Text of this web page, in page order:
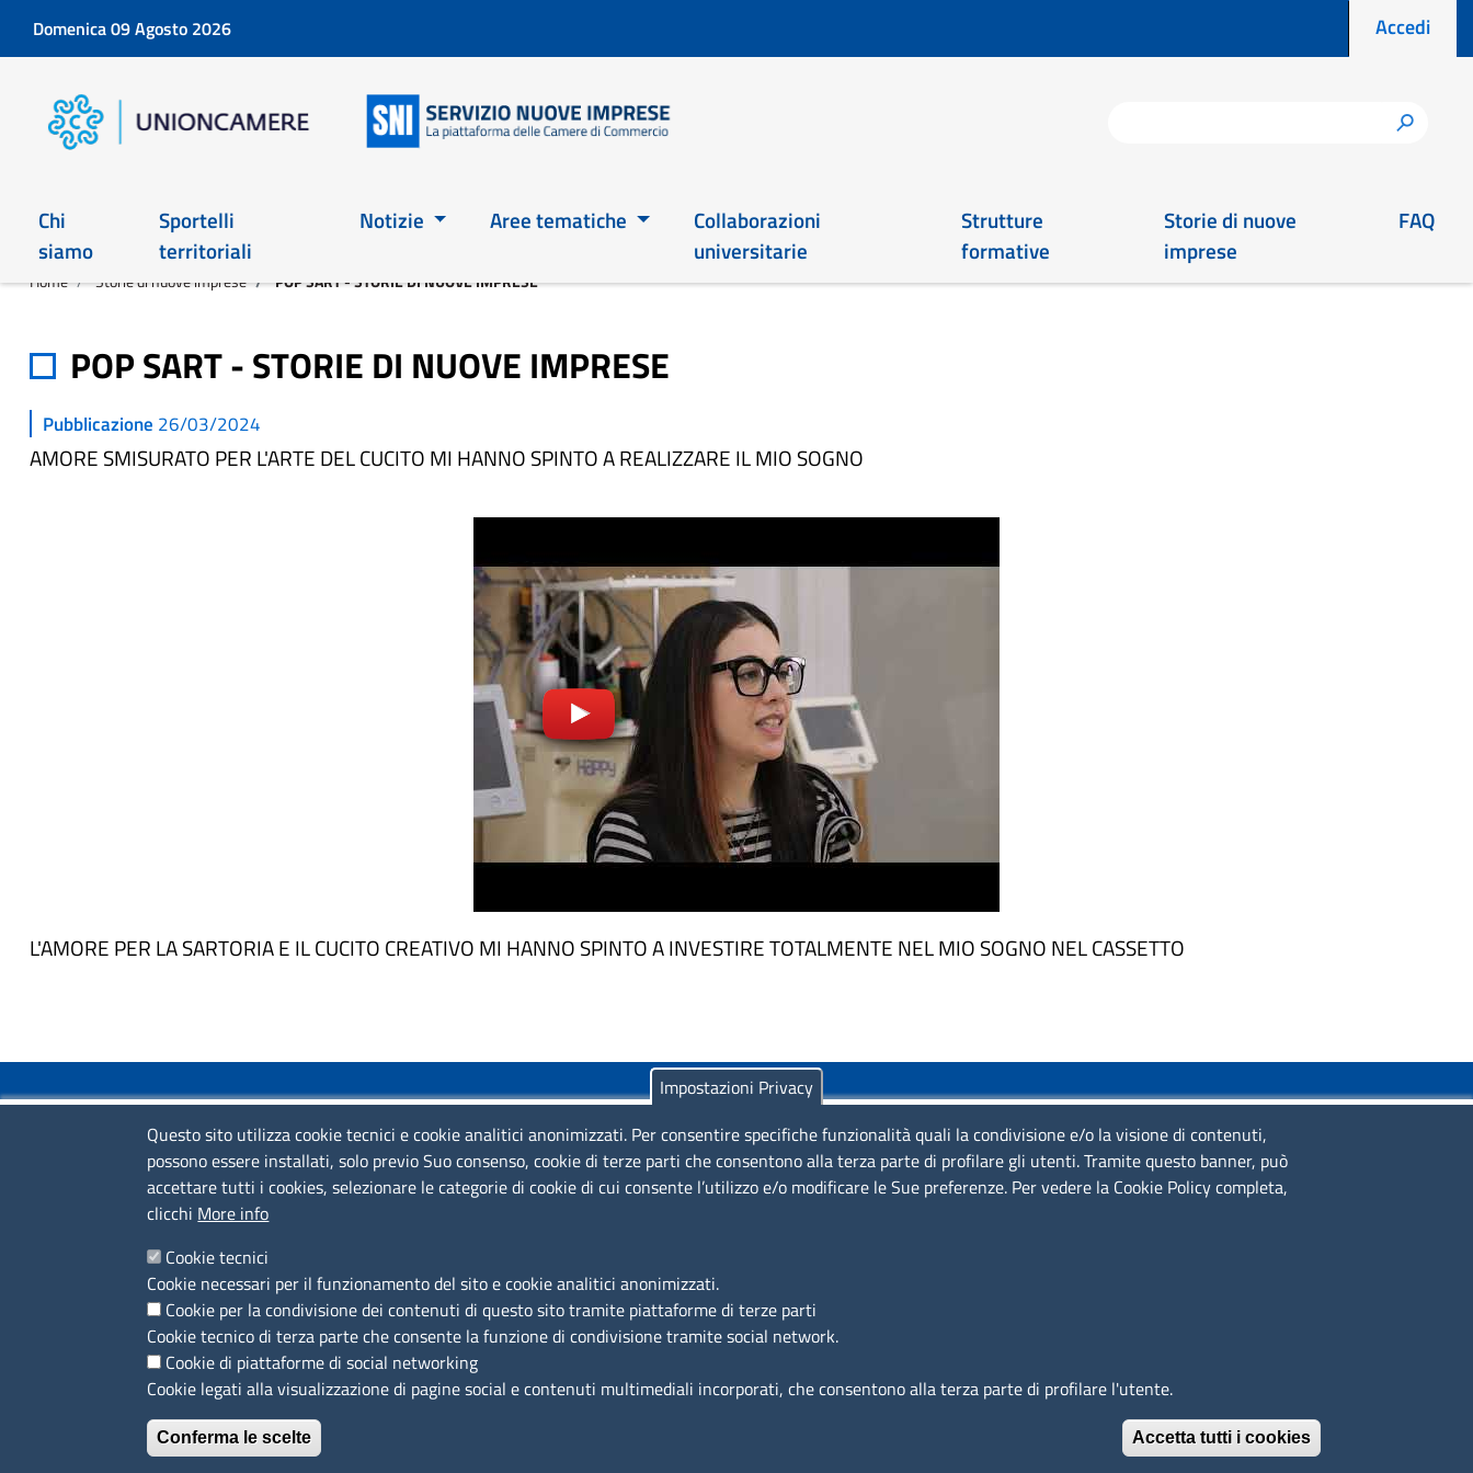
Domenica 09 Agosto 2026 Menu
Accedi
h
Main 2026
Chi
siamo
Sportelli
territoriali
Notizie Aree tematiche
Collaborazioni
universitarie
Strutture
formative
Storie di nuove
imprese
FAQ
Home Storie di nuove imprese POP SART - STORIE DI NUOVE IMPRESE
POP SART - STORIE DI NUOVE IMPRESE
Pubblicazione 26/03/2024
AMORE SMISURATO PER L'ARTE DEL CUCITO MI HANNO SPINTO A REALIZZARE IL MIO SOGNO
L'AMORE PER LA SARTORIA E IL CUCITO CREATIVO MI HANNO SPINTO A INVESTIRE TOTALMENTE NEL MIO SOGNO NEL CASSETTO
COLLEGAMENTI VELOCI
Colloqui di primo orientamento
Colloqui specialistici
Sportelli territoriali
Piazza Sallustio, 21 - 00187 Roma
C.F.: 01484460587
P.Iva: 01000211001
SERVIZIO REALIZZATO DA
MENÙ PRIVACYPrivacy e cookie policy Accesso riservato © 2023 SNI Servizio Nuove Imprese
Impostazioni Privacy
Questo sito utilizza cookie tecnici e cookie analitici anonimizzati. Per consentire specifiche funzionalità quali la condivisione e/o la visione di contenuti,
possono essere installati, solo previo Suo consenso, cookie di terze parti che consentono alla terza parte di profilare gli utenti. Tramite questo banner, può
accettare tutti i cookies, selezionare le categorie di cookie di cui consente l’utilizzo e/o modificare le Sue preferenze. Per vedere la Cookie Policy completa,
clicchi More info
Cookie tecnici
Cookie necessari per il funzionamento del sito e cookie analitici anonimizzati.
Cookie per la condivisione dei contenuti di questo sito tramite piattaforme di terze parti
Cookie tecnico di terza parte che consente la funzione di condivisione tramite social network.
Cookie di piattaforme di social networking
Cookie legati alla visualizzazione di pagine social e contenuti multimediali incorporati, che consentono alla terza parte di profilare l'utente.
Conferma le scelte Accetta tutti i cookies